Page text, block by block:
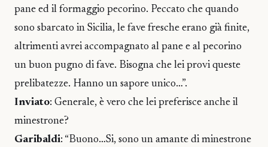
pane ed il formaggio pecorino. Peccato che quando
sono sbarcato in Sicilia, le fave fresche erano già finite,
altrimenti avrei accompagnato al pane e al pecorino
un buon pugno di fave. Bisogna che lei provi queste
prelibatezze. Hanno un sapore unico…”.
Inviato: Generale, è vero che lei preferisce anche il
minestrone?
Garibaldi: “Buono…Si, sono un amante di minestrone